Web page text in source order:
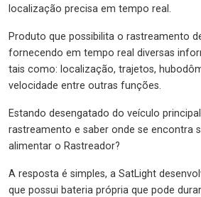
localização precisa em tempo real.
Produto que possibilita o rastreamento
fornecendo em tempo real diversas
tais como: localização, trajetos,
velocidade entre outras funções.
Estando desengatado do veículo
rastreamento e saber onde se encontra
alimentar o Rastreador?
A resposta é simples, a SatLight
que possui bateria própria que pode